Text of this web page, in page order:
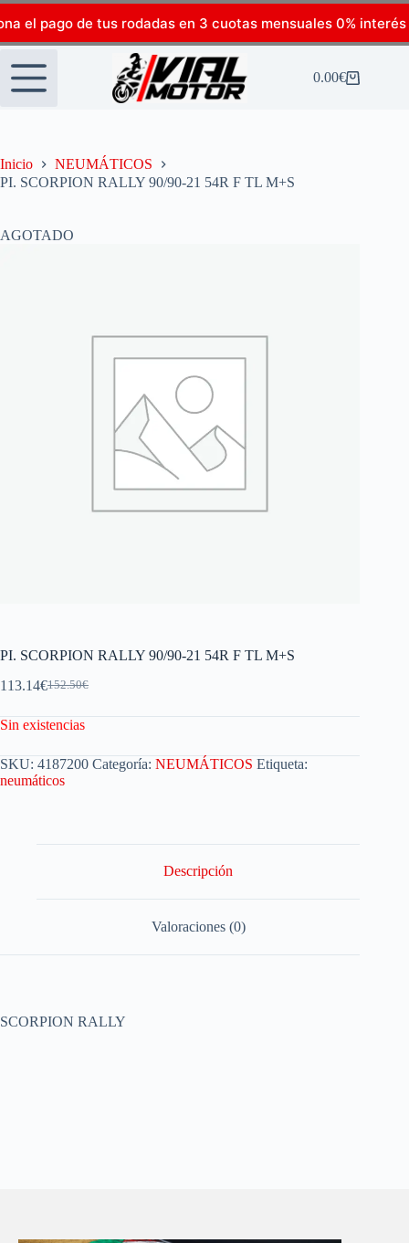
el pago de tus rodadas en 3 cuotas mensuales 0% interés
0.00€
Inicio
NEUMÁTICOS
PI. SCORPION RALLY 90/90-21 54R F TL M+S
AGOTADO
PI. SCORPION RALLY 90/90-21 54R F TL M+S
152.50€
113.14€
Sin existencias
SKU: 4187200 Categoría: NEUMÁTICOS Etiqueta:
neumáticos
Descripción
Valoraciones (0)
SCORPION RALLY